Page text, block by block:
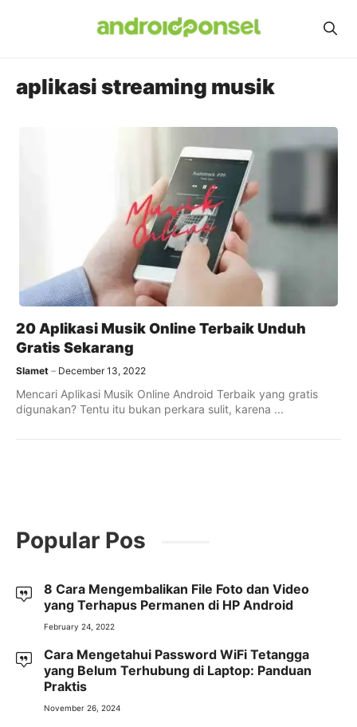
aplikasi streaming musik
20 Aplikasi Musik Online Terbaik Unduh
Gratis Sekarang
Slamet December 13, 2022
Mencari Aplikasi Musik Online Android Terbaik yang gratis
digunakan? Tentu itu bukan perkara sulit, karena ...
Popular Pos
8 Cara Mengembalikan File Foto dan Video
yang Terhapus Permanen di HP Android
February 24, 2022
Cara Mengetahui Password WiFi Tetangga
yang Belum Terhubung di Laptop: Panduan
Praktis
November 26, 2024